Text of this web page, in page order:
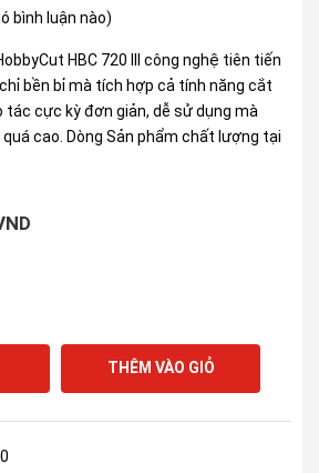
bình luận nào)
HBC 720 III công nghệ tiên tiến
bền bỉ mà tích hợp cả tính năng cắt
tác cực kỳ đơn giản, dễ sử dụng mà
cao. Dòng Sản phẩm chất lượng tại
THÊM VÀO GIỎ